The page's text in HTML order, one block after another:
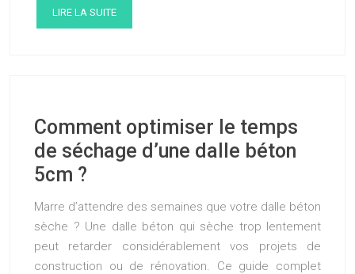
LIRE LA SUITE
Comment optimiser le temps
de séchage d’une dalle béton
5cm ?
Marre d’attendre des semaines que votre dalle béton
sèche ? Une dalle béton qui sèche trop lentement
peut retarder considérablement vos projets de
construction ou de rénovation. Ce guide complet